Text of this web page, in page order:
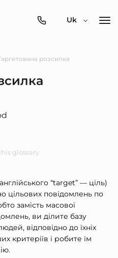
0800-
Uk
розсилка
glossary
“target” — ціль)
цільових повідомлень по
замість масової
ви ділите базу
відповідно до їхніх
критеріїв і робите їм